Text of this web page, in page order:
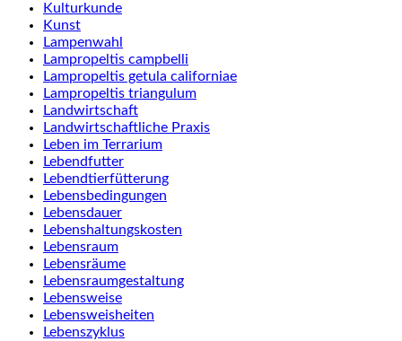
Kulturkunde
Kunst
Lampenwahl
Lampropeltis campbelli
Lampropeltis getula californiae
Lampropeltis triangulum
Landwirtschaft
Landwirtschaftliche Praxis
Leben im Terrarium
Lebendfutter
Lebendtierfütterung
Lebensbedingungen
Lebensdauer
Lebenshaltungskosten
Lebensraum
Lebensräume
Lebensraumgestaltung
Lebensweise
Lebensweisheiten
Lebenszyklus